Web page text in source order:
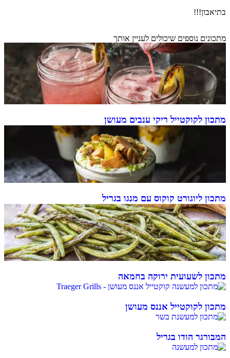
בתיאבון!!!
מתכונים נוספים שיכולים לעניין אותך
מתכון לקוקטייל ריקי ענבים מעושן
מתכון ליוגורט קוקוס עם מנגו בגריל
מתכון לשעועית ירוקה בחמאה
מתכון לקוקטייל אננס מעושן
המבורגר הודו בגריל